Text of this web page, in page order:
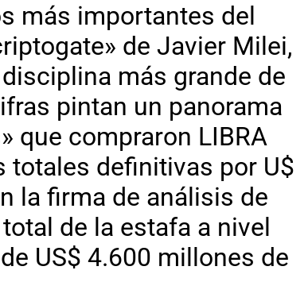
más importantes del
de Javier Milei,
más grande de
pintan un panorama
que compraron LIBRA
totales definitivas por U$
la firma de análisis de
de la estafa a nivel
US$ 4.600 millones de